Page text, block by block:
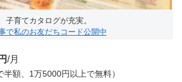
子育てカタログが充実。
で私のお友だちコード公開中
/月
半額、1万5000円以上で無料）